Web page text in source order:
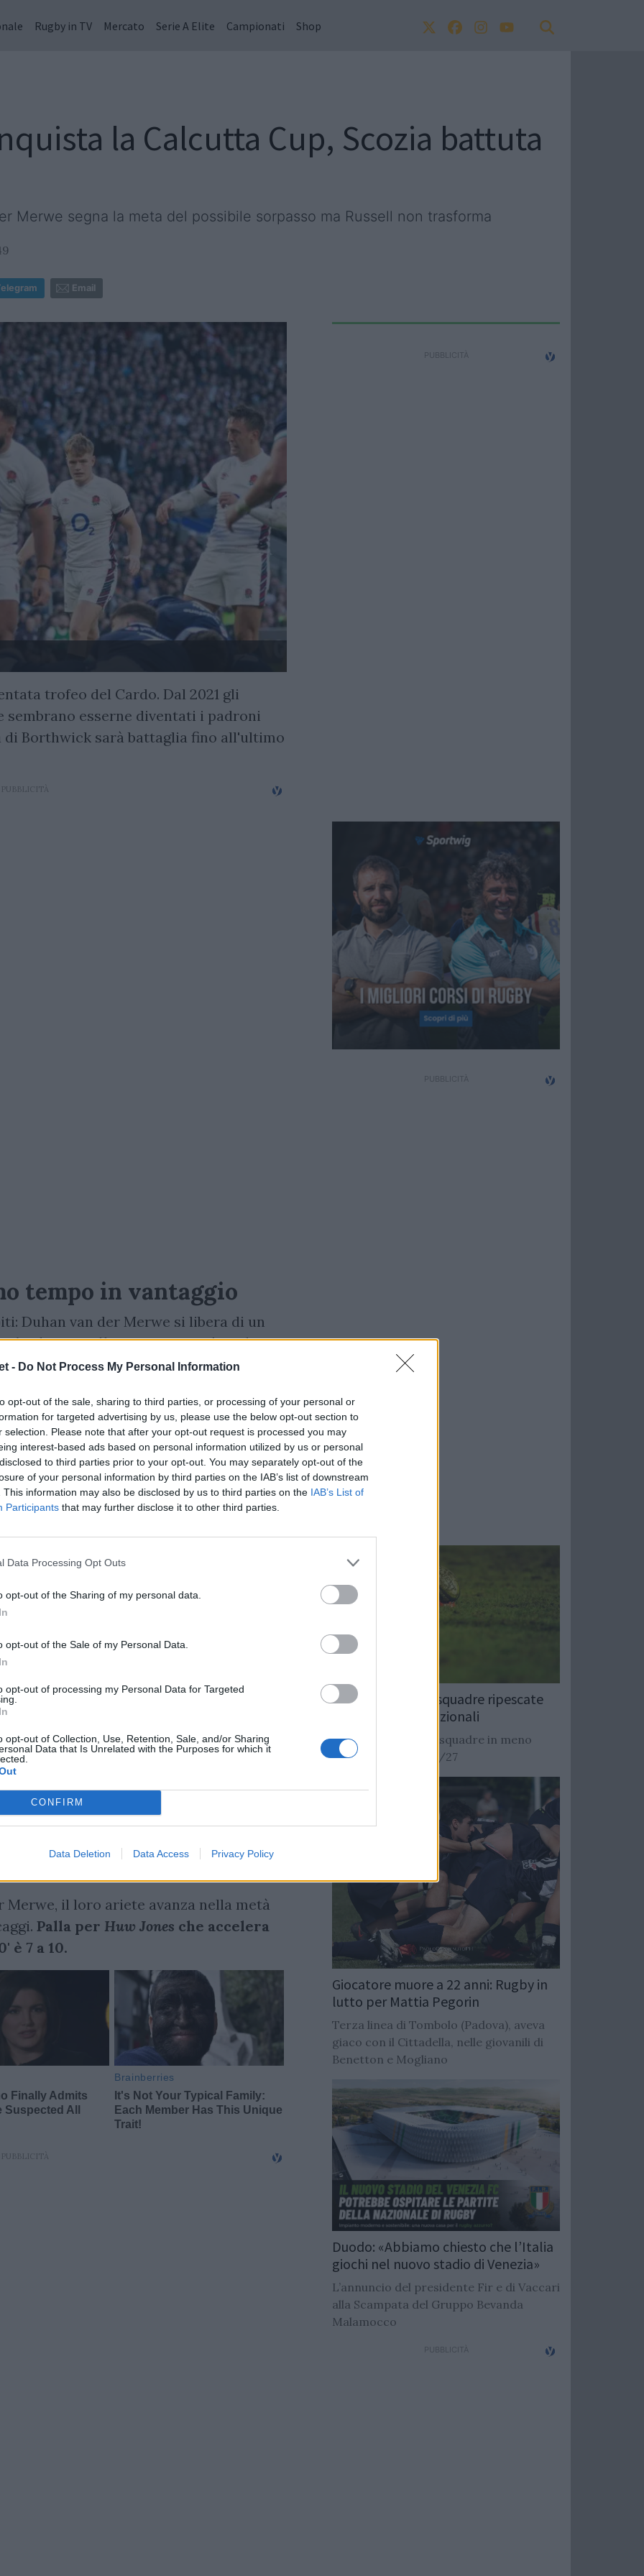
- Do Not Process My Personal Information
opt-out of the sale, sharing to third parties, or processing of your personal or
for targeted advertising by us, please use the below opt-out section to
selection. Please note that after your opt-out request is processed you may
interest-based ads based on personal information utilized by us or personal
to third parties prior to your opt-out. You may separately opt-out of the
of your personal information by third parties on the IAB’s list of downstream
This information may also be disclosed by us to third parties on the IAB’s List of
Participants that may further disclose it to other third parties.
Data Processing Opt Outs
opt-out of the Sharing of my personal data.
opt-out of the Sale of my Personal Data.
opt-out of processing my Personal Data for Targeted
opt-out of Collection, Use, Retention, Sale, and/or Sharing
Data that Is Unrelated with the Purposes for which it
CONFIRM
Data Deletion Data Access Privacy Policy
Rugby in TV Mercato Serie A Elite Campionati Shop
la Calcutta Cup, Scozia battuta
Merwe segna la meta del possibile sorpasso ma Russell non trasforma
Email
trofeo del Cardo. Dal 2021 gli
esserne diventati i padroni
Borthwick sarà battaglia fino all'ultimo
tempo in vantaggio
Duhan van der Merwe si libera di un
palla per Tom Jordan che
perBen Whiteche vola in meta
con Tommy Freeman che si fa strada e
Merwe, il loro ariete avanza nella metà
Palla per Huw Jones che accelera
è 7 a 10.
Rugby: Record di squadre ripescate
nei campionati nazionali
Si stimano oltre 20 squadre in meno
dalla stagione 2026/27
Giocatore muore a 22 anni: Rugby in
lutto per Mattia Pegorin
Terza linea di Tombolo (Padova), aveva
giaco con il Cittadella, nelle giovanili di
Benetton e Mogliano
Duodo: «Abbiamo chiesto che l’Italia
giochi nel nuovo stadio di Venezia»
L’annuncio del presidente Fir e di Vaccari
alla Scampata del Gruppo Bevanda
Malamocco